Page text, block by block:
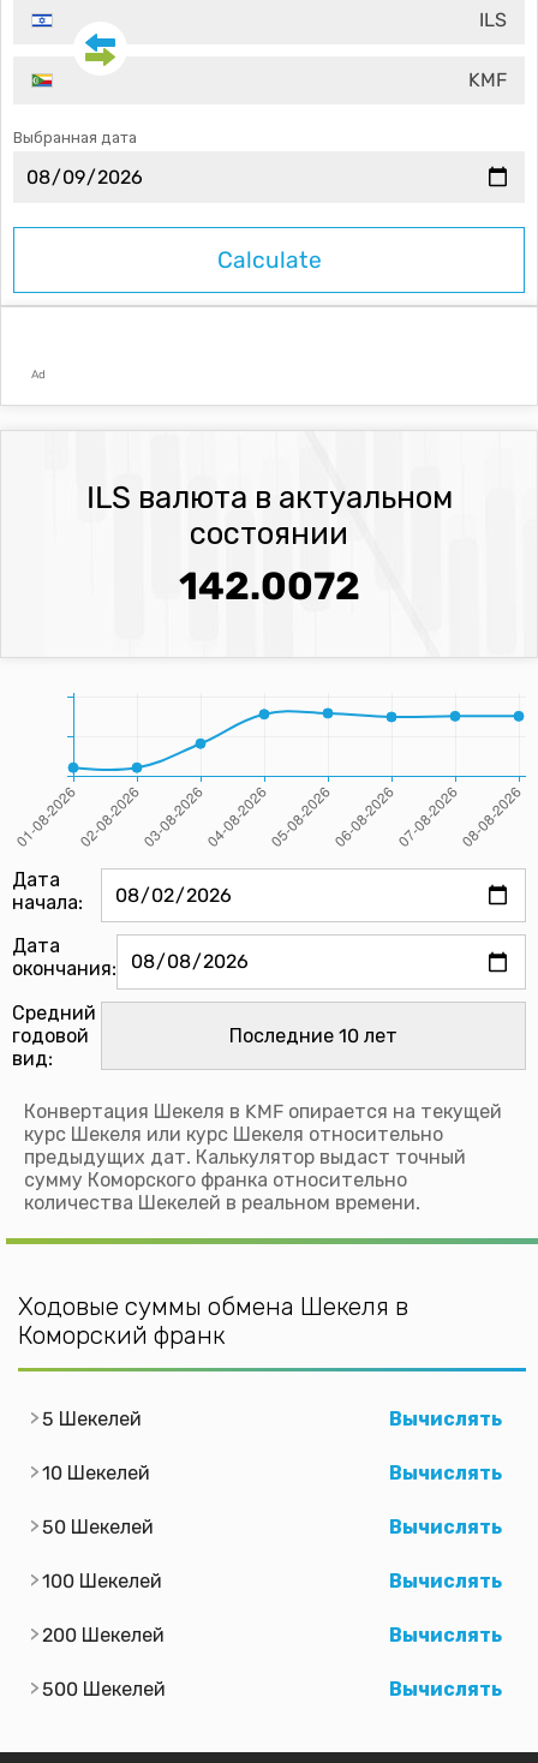
ILS
KMF
Выбранная дата
Ad
ILS валюта в актуальном
состоянии
142.0072
Дата
начала:
Дата
окончания:
Средний
годовой
вид:
Конвертация Шекеля в KMF опирается на текущей
курс Шекеля или курс Шекеля относительно
предыдущих дат. Калькулятор выдаст точный
сумму Коморского франка относительно
количества Шекелей в реальном времени.
Ходовые суммы обмена Шекеля в
Коморский франк
5 Шекелей Вычислять
10 Шекелей Вычислять
50 Шекелей Вычислять
100 Шекелей Вычислять
200 Шекелей Вычислять
500 Шекелей Вычислять